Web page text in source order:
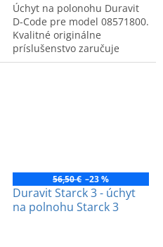
Úchyt na polonohu Duravit
D-Code pre model 08571800.
Kvalitné originálne
príslušenstvo zaručuje
stabilitu a dlhú životnosť.
56,50 € –23 %
Duravit Starck 3 - úchyt
na polnohu Starck 3